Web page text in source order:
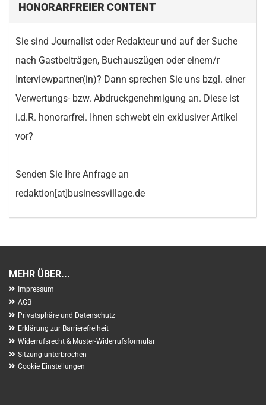
HONORARFREIER CONTENT
Sie sind Journalist oder Redakteur und auf der Suche
nach Gastbeiträgen, Buchauszügen oder einem/r
Interviewpartner(in)? Dann sprechen Sie uns bzgl. einer
Verwertungs- bzw. Abdruckgenehmigung an. Diese ist
i.d.R. honorarfrei. Ihnen schwebt ein exklusiver Artikel
vor?
Senden Sie Ihre Anfrage an
redaktion[at]businessvillage.de
MEHR ÜBER...
Impressum
AGB
Privatsphäre und Datenschutz
Erklärung zur Barrierefreiheit
Widerrufsrecht & Muster-Widerrufsformular
Sitzung unterbrochen
Cookie Einstellungen